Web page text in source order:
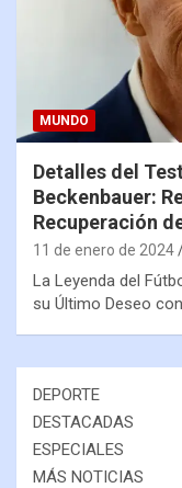
MUNDO
Detalles del
Beckenbauer:
Recuperación
11 de enero de 2024
La Leyenda del
su Último Deseo
DEPORTE
DESTACADAS
ESPECIALES
MÁS NOTICIAS